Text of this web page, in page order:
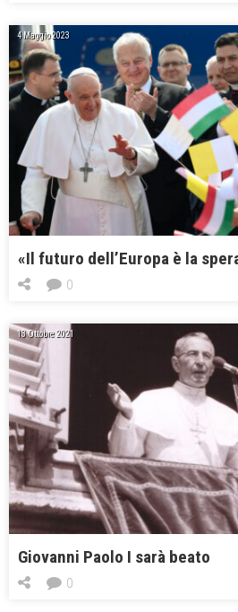
4 Maggio 2023
«Il futuro dell’Europa è la
0
13 Ottobre 2021
Giovanni Paolo I sarà beato
0